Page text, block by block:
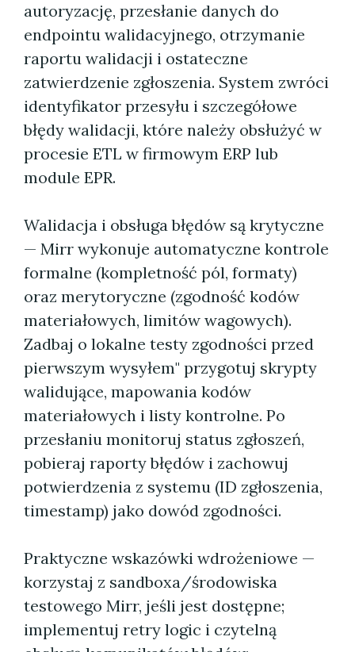
autoryzację, przesłanie danych do
endpointu walidacyjnego, otrzymanie
raportu walidacji i ostateczne
zatwierdzenie zgłoszenia. System zwróci
identyfikator przesyłu i szczegółowe
błędy walidacji, które należy obsłużyć w
procesie ETL w firmowym ERP lub
module EPR.
Walidacja i obsługa błędów są krytyczne
— Mirr wykonuje automatyczne kontrole
formalne (kompletność pól, formaty)
oraz merytoryczne (zgodność kodów
materiałowych, limitów wagowych).
Zadbaj o lokalne testy zgodności przed
pierwszym wysyłem" przygotuj skrypty
walidujące, mapowania kodów
materiałowych i listy kontrolne. Po
przesłaniu monitoruj status zgłoszeń,
pobieraj raporty błędów i zachowuj
potwierdzenia z systemu (ID zgłoszenia,
timestamp) jako dowód zgodności.
Praktyczne wskazówki wdrożeniowe —
korzystaj z sandboxa/środowiska
testowego Mirr, jeśli jest dostępne;
implementuj retry logic i czytelną